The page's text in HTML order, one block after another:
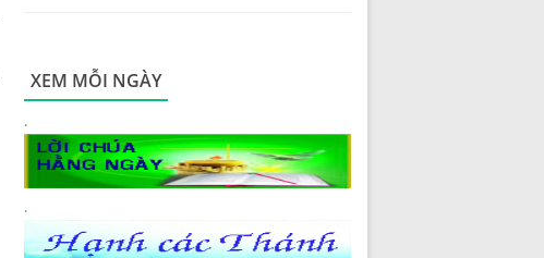
XEM MỖI NGÀY
.
.